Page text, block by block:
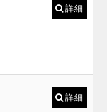
詳細
詳細